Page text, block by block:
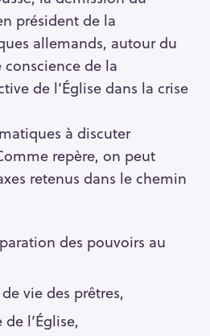
président de la
allemands, autour du
de la
de l’Église dans la crise
à discuter
repère, on peut
retenus dans le chemin
des pouvoirs au
vie des prêtres,
l’Église,